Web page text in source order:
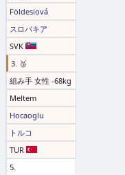
Földesiová
スロバキア
SVK
3. 🥉
組み手 女性 -68kg
Meltem
Hocaoglu
トルコ
TUR
5.